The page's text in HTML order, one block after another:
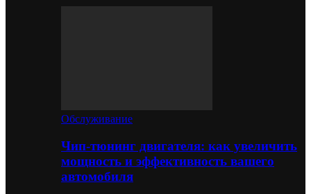
Обслуживание
Чип-тюнинг двигателя: как увеличить
мощность и эффективность вашего
автомобиля